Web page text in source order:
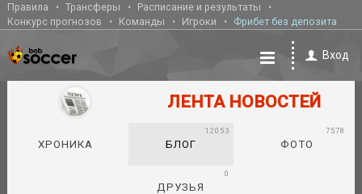
Правила Трансферы
Расписание и результаты
Конкурс прогнозов
Команды Игроки Фрибет без депозита
Вход
ЛЕНТА НОВОСТЕЙ
ХРОНИКА БЛОГ
12053
ФОТО
7578
ДРУЗЬЯ
0